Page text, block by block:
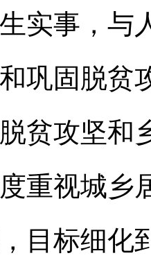
实事，与
巩固脱贫
贫攻坚和
重视城乡
目标细化